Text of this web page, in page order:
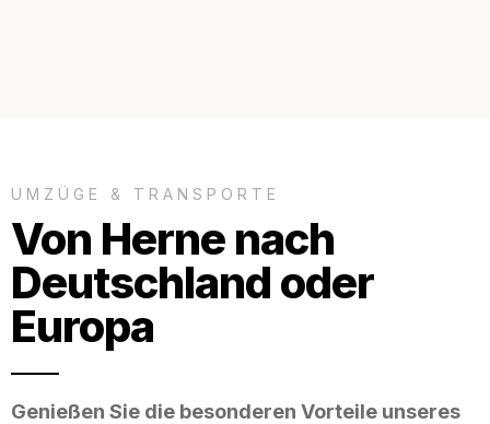
UMZÜGE & TRANSPORTE
Von Herne nach
Deutschland oder
Europa
Genießen Sie die besonderen Vorteile unseres